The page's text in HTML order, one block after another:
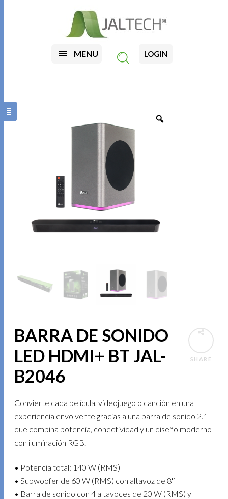
MENU LOGIN
SHARE
BARRA DE SONIDO
LED HDMI+ BT JAL-
B2046
Convierte cada película, videojuego o canción en una
experiencia envolvente gracias a una barra de sonido 2.1
que combina potencia, conectividad y un diseño moderno
con iluminación RGB.
• Potencia total: 140 W (RMS)
• Subwoofer de 60 W (RMS) con altavoz de 8″
• Barra de sonido con 4 altavoces de 20 W (RMS) y